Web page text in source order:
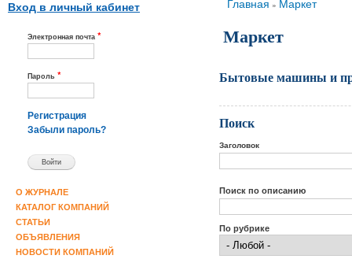
Вход в личный кабинет
Электронная почта *
Пароль *
Регистрация
Забыли пароль?
О ЖУРНАЛЕ
КАТАЛОГ КОМПАНИЙ
СТАТЬИ
ОБЪЯВЛЕНИЯ
НОВОСТИ КОМПАНИЙ
Вы здесь
Главная » Маркет
Маркет
Бытовые машины и
Поиск
Заголовок
Поиск по описанию
По рубрике